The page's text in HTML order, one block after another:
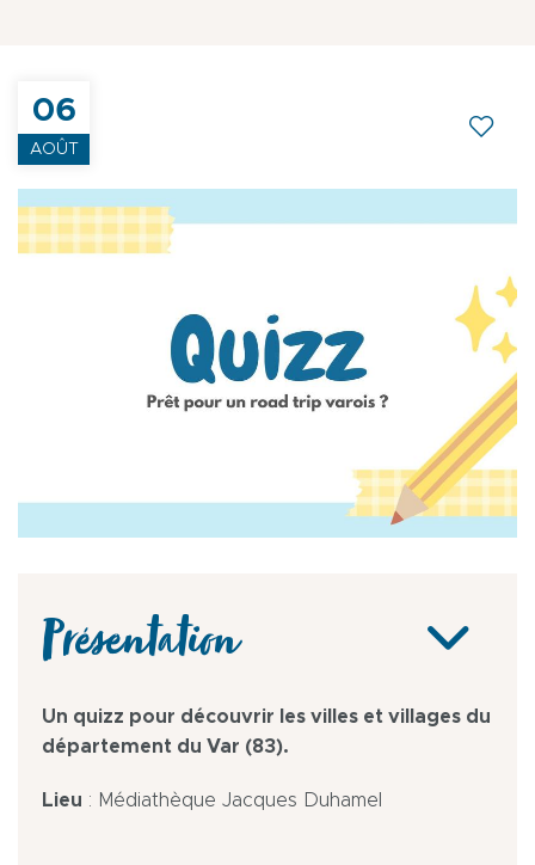
06
AOÛT
Présentation
Un quizz pour découvrir les villes et villages du
département du Var (83).
Lieu : Médiathèque Jacques Duhamel